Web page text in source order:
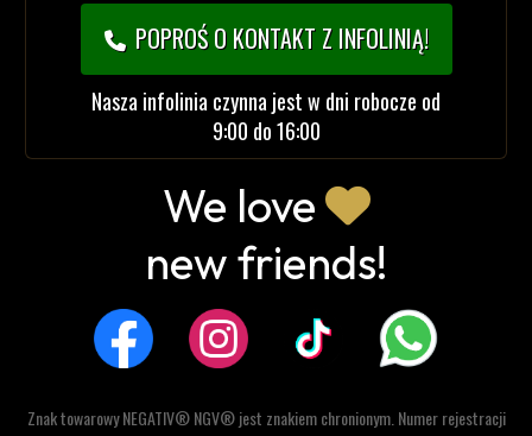
POPROŚ O KONTAKT Z INFOLINIĄ!
Nasza infolinia czynna jest w dni robocze od
9:00 do 16:00
We love
new friends!
Znak towarowy NEGATIV® NGV® jest znakiem chronionym. Numer rejestracji